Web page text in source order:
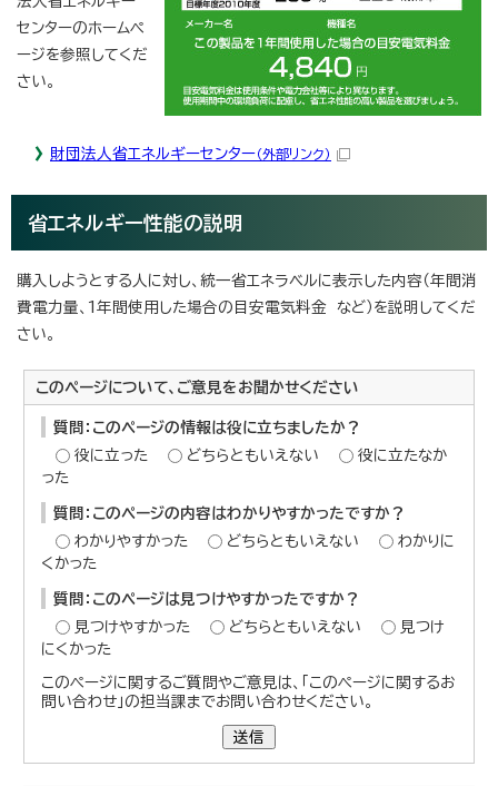
センターのホームペ
ージを参照してくだ
さい。
財団法人省エネルギーセンター（外部リンク）
省エネルギー性能の説明
購入しようとする人に対し、統一省エネラベルに表示した内容（年間消
費電力量、1年間使用した場合の目安電気料金 など）を説明してくだ
さい。
このページについて、ご意見をお聞かせください
質問：このページの情報は役に立ちましたか？
役に立った
どちらともいえない
役に立たなか
った
質問：このページの内容はわかりやすかったですか？
わかりやすかった
どちらともいえない
わかりに
くかった
質問：このページは見つけやすかったですか？
見つけやすかった
どちらともいえない
見つけ
にくかった
このページに関するご質問やご意見は、「このページに関するお
問い合わせ」の担当課までお問い合わせください。
送信